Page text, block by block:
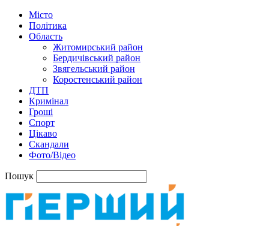
Місто
Політика
Область
Житомирський район
Бердичівський район
Звягельський район
Коростенський район
ДТП
Кримінал
Гроші
Спорт
Цікаво
Скандали
Фото/Відео
Пошук